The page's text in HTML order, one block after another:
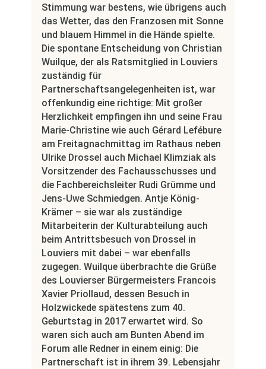
Stimmung war bestens, wie übrigens auch
das Wetter, das den Franzosen mit Sonne
und blauem Himmel in die Hände spielte.
Die spontane Entscheidung von Christian
Wuilque, der als Ratsmitglied in Louviers
zuständig für
Partnerschaftsangelegenheiten ist, war
offenkundig eine richtige: Mit großer
Herzlichkeit empfingen ihn und seine Frau
Marie-Christine wie auch Gérard Lefébure
am Freitagnachmittag im Rathaus neben
Ulrike Drossel auch Michael Klimziak als
Vorsitzender des Fachausschusses und
die Fachbereichsleiter Rudi Grümme und
Jens-Uwe Schmiedgen. Antje König-
Krämer – sie war als zuständige
Mitarbeiterin der Kulturabteilung auch
beim Antrittsbesuch von Drossel in
Louviers mit dabei – war ebenfalls
zugegen. Wuilque überbrachte die Grüße
des Louvierser Bürgermeisters Francois
Xavier Priollaud, dessen Besuch in
Holzwickede spätestens zum 40.
Geburtstag in 2017 erwartet wird. So
waren sich auch am Bunten Abend im
Forum alle Redner in einem einig: Die
Partnerschaft ist in ihrem 39. Lebensjahr